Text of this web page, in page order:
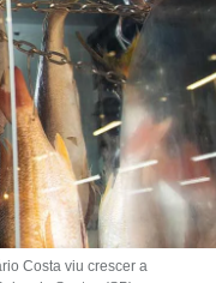
Costa viu crescer a